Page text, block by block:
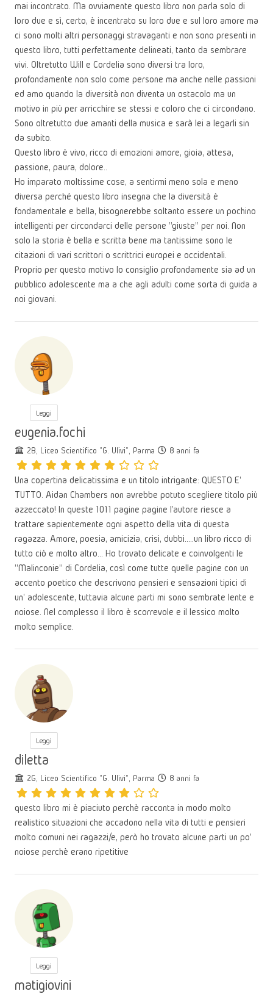
mai incontrato. Ma ovviamente questo libro non parla solo di
loro due e sì, certo, è incentrato su loro due e sul loro amore ma
ci sono molti altri personaggi stravaganti e non sono presenti in
questo libro, tutti perfettamente delineati, tanto da sembrare
vivi. Oltretutto Will e Cordelia sono diversi tra loro,
profondamente non solo come persone ma anche nelle passioni
ed amo quando la diversità non diventa un ostacolo ma un
motivo in più per arricchire se stessi e coloro che ci circondano.
Sono oltretutto due amanti della musica e sarà lei a legarli sin
da subito.
Questo libro è vivo, ricco di emozioni amore, gioia, attesa,
passione, paura, dolore..
Ho imparato moltissime cose, a sentirmi meno sola e meno
diversa perché questo libro insegna che la diversità è
fondamentale e bella, bisognerebbe soltanto essere un pochino
intelligenti per circondarci delle persone "giuste" per noi. Non
solo la storia è bella e scritta bene ma tantissime sono le
citazioni di vari scrittori o scrittrici europei e occidentali.
Proprio per questo motivo lo consiglio profondamente sia ad un
pubblico adolescente ma a che agli adulti come sorta di guida a
noi giovani.
Leggi
eugenia.fochi
2B, Liceo Scientifico "G. Ulivi", Parma 8 anni fa
Una copertina delicatissima e un titolo intrigante: QUESTO E'
TUTTO. Aidan Chambers non avrebbe potuto scegliere titolo più
azzeccato! In queste 1011 pagine pagine l'autore riesce a
trattare sapientemente ogni aspetto della vita di questa
ragazza. Amore, poesia, amicizia, crisi, dubbi.....un libro ricco di
tutto ciò e molto altro... Ho trovato delicate e coinvolgenti le
"Malinconie" di Cordelia, così come tutte quelle pagine con un
accento poetico che descrivono pensieri e sensazioni tipici di
un' adolescente, tuttavia alcune parti mi sono sembrate lente e
noiose. Nel complesso il libro è scorrevole e il lessico molto
molto semplice.
Leggi
diletta
2G, Liceo Scientifico "G. Ulivi", Parma 8 anni fa
questo libro mi è piaciuto perchè racconta in modo molto
realistico situazioni che accadono nella vita di tutti e pensieri
molto comuni nei ragazzi/e, però ho trovato alcune parti un po'
noiose perchè erano ripetitive
Leggi
matigiovini